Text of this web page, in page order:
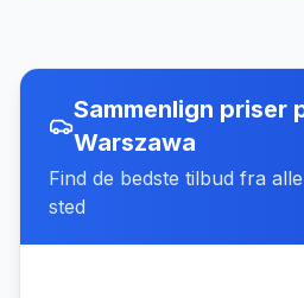
Sammenlign priser
Warszawa
Find de bedste tilbud fra
sted